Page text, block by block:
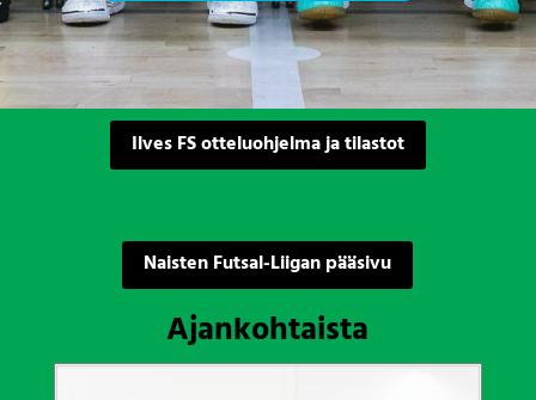
Ilves FS otteluohjelma ja tilastot
Naisten Futsal-Liigan pääsivu
Ajankohtaista